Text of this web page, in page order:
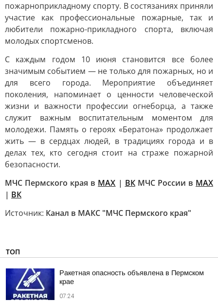
пожарноприкладному спорту. В состязаниях приняли
участие как профессиональные пожарные, так и
любители пожарно-прикладного спорта, включая
молодых спортсменов.
С каждым годом 10 июня становится все более
значимым событием — не только для пожарных, но и
для всего города. Мероприятие объединяет
поколения, напоминает о ценности человеческой
жизни и важности профессии огнеборца, а также
служит важным воспитательным моментом для
молодежи. Память о героях «Бератона» продолжает
жить — в сердцах людей, в традициях города и в
делах тех, кто сегодня стоит на страже пожарной
безопасности.
МЧС Пермского края в МАХ | ВКМЧС России в MAX
| ВК
Источник: Канал в МАКС "МЧС Пермского края"
ТОП
Ракетная опасность объявлена в Пермском
крае
07:24